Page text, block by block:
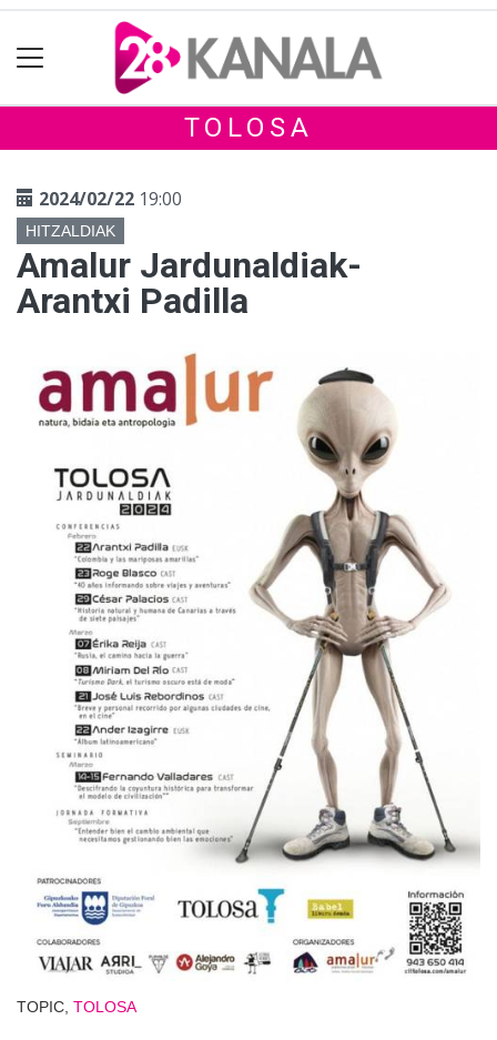
TOLOSA
2024/02/22 19:00
HITZALDIAK
Amalur Jardunaldiak-
Arantxi Padilla
TOPIC, TOLOSA